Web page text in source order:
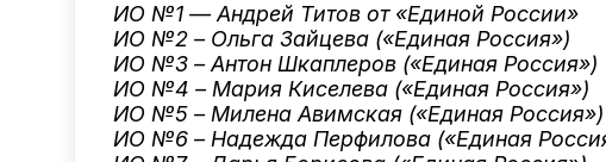
ИО №1 — Андрей Титов от «Единой России»
ИО №2 – Ольга Зайцева («Единая Россия»)
ИО №3 – Антон Шкаплеров («Единая Россия»)
ИО №4 – Мария Киселева («Единая Россия»)
ИО №5 – Милена Авимская («Единая Россия»)
ИО №6 – Надежда Перфилова («Единая